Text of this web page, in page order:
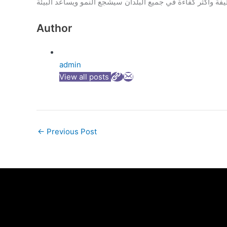
Author
admin
View all posts
← Previous Post